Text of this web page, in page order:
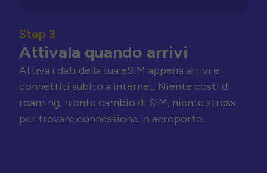
Step 3
Attivala quando arrivi
Attiva i dati della tua eSIM appena arrivi e
connettiti subito a internet. Niente costi di
roaming, niente cambio di SIM, niente stress
per trovare connessione in aeroporto.